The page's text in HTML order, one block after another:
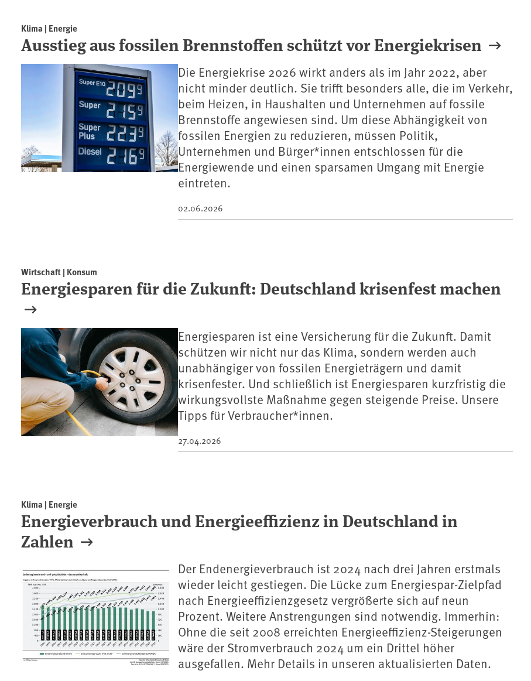
Klima | Energie
Ausstieg aus fossilen Brennstoffen schützt vor Energiekrisen
Die Energiekrise 2026 wirkt anders als im Jahr 2022, aber
nicht minder deutlich. Sie trifft besonders alle, die im Verkehr,
beim Heizen, in Haushalten und Unternehmen auf fossile
Brennstoffe angewiesen sind. Um diese Abhängigkeit von
fossilen Energien zu reduzieren, müssen Politik,
Unternehmen und Bürger*innen entschlossen für die
Energiewende und einen sparsamen Umgang mit Energie
eintreten.
02.06.2026
Wirtschaft | Konsum
Energiesparen für die Zukunft: Deutschland krisenfest machen
Energiesparen ist eine Versicherung für die Zukunft. Damit
schützen wir nicht nur das Klima, sondern werden auch
unabhängiger von fossilen Energieträgern und damit
krisenfester. Und schließlich ist Energiesparen kurzfristig die
wirkungsvollste Maßnahme gegen steigende Preise. Unsere
Tipps für Verbraucher*innen.
27.04.2026
Klima | Energie
Energieverbrauch und Energieeffizienz in Deutschland in
Zahlen
Der Endenergieverbrauch ist 2024 nach drei Jahren erstmals
wieder leicht gestiegen. Die Lücke zum Energiespar-Zielpfad
nach Energieeffizienzgesetz vergrößerte sich auf neun
Prozent. Weitere Anstrengungen sind notwendig. Immerhin:
Ohne die seit 2008 erreichten Energieeffizienz-Steigerungen
wäre der Stromverbrauch 2024 um ein Drittel höher
ausgefallen. Mehr Details in unseren aktualisierten Daten.